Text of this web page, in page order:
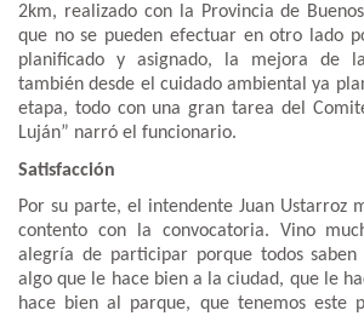
2km, realizado con la Provincia de
que no se pueden efectuar en otro lado
planificado y asignado, la mejora de
también desde el cuidado ambiental ya
etapa, todo con una gran tarea del
Luján” narró el funcionario.
Satisfacción
Por su parte, el intendente Juan Ustarroz
contento con la convocatoria. Vino
alegría de participar porque todos saben
algo que le hace bien a la ciudad, que le
hace bien al parque, que tenemos este